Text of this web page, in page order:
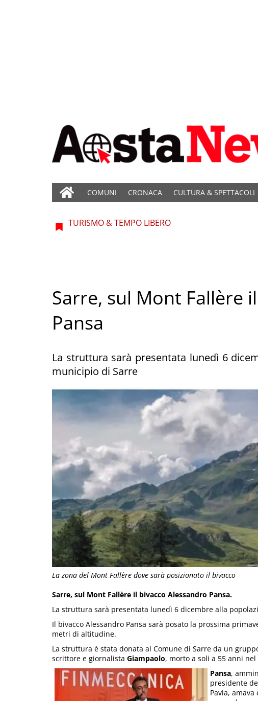
COMUNI CRONACA CULTURA & SPETTACOLI
La zona del Mont Fallère dove sarà posizionato il bivacco
TURISMO & TEMPO LIBERO
Sarre, sul Mont Fallère
Pansa
La struttura sarà presentata lunedì 6
municipio di Sarre
Sarre, sul Mont Fallère il bivacco Alessandro Pansa.
La struttura sarà presentata lunedì 6 dicembre alla
Il bivacco Alessandro Pansa sarà posato la prossima
metri di altitudine.
La struttura è stata donata al Comune di Sarre da un
scrittore e giornalista Giampaolo, morto a soli a 55 anni nel
Pansa,
presidente
Pavia,